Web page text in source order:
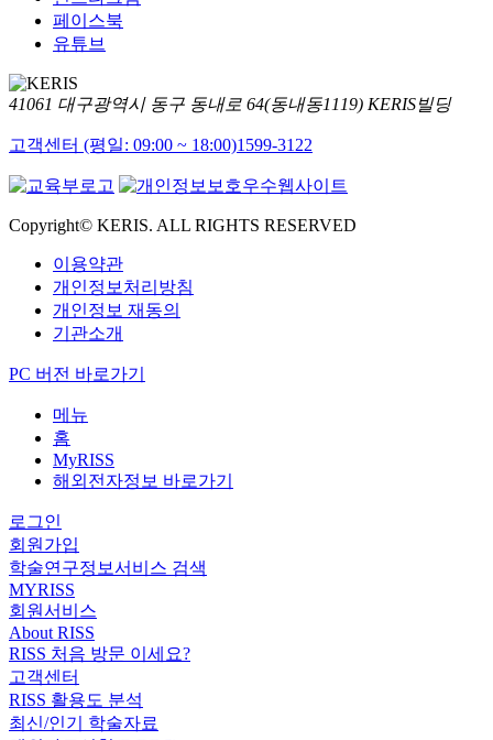
페이스북
유튜브
41061 대구광역시 동구 동내로 64(동내동1119) KERIS빌딩
고객센터 (평일: 09:00 ~ 18:00)1599-3122
Copyright© KERIS. ALL RIGHTS RESERVED
이용약관
개인정보처리방침
개인정보 재동의
기관소개
PC 버전 바로가기
메뉴
홈
MyRISS
해외전자정보 바로가기
로그인
회원가입
학술연구정보서비스 검색
MYRISS
회원서비스
About RISS
RISS 처음 방문 이세요?
고객센터
RISS 활용도 분석
최신/인기 학술자료